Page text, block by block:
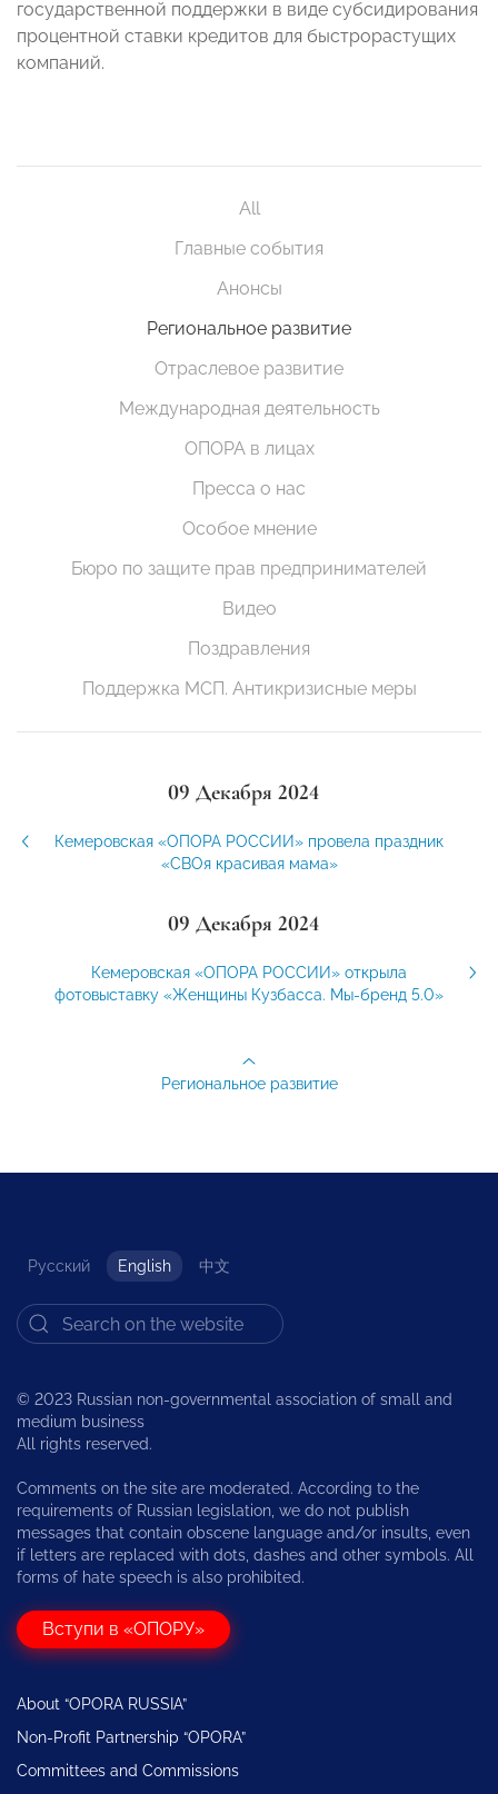
государственной поддержки в виде субсидирования
процентной ставки кредитов для быстрорастущих
компаний.
All
Главные события
Анонсы
Региональное развитие
Отраслевое развитие
Международная деятельность
ОПОРА в лицах
Пресса о нас
Особое мнение
Бюро по защите прав предпринимателей
Видео
Поздравления
Поддержка МСП. Антикризисные меры
09 Декабря 2024
Кемеровская «ОПОРА РОССИИ» провела праздник
«СВОя красивая мама»
09 Декабря 2024
Кемеровская «ОПОРА РОССИИ» открыла
фотовыставку «Женщины Кузбасса. Мы-бренд 5.0»
Региональное развитие
Русский English 中文
© 2023 Russian non-governmental association of small and
medium business
All rights reserved.
Comments on the site are moderated. According to the
requirements of Russian legislation, we do not publish
messages that contain obscene language and/or insults, even
if letters are replaced with dots, dashes and other symbols. All
forms of hate speech is also prohibited.
Вступи в «ОПОРУ»
About “OPORA RUSSIA”
Non-Profit Partnership “OPORA”
Committees and Commissions